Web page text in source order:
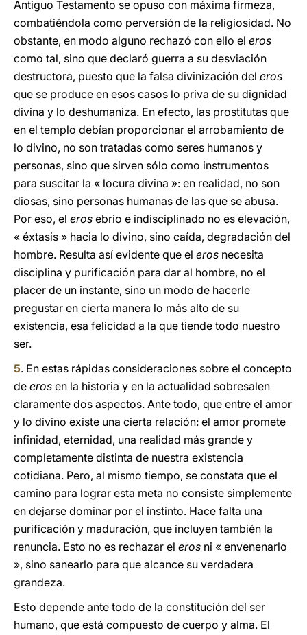
Antiguo Testamento se opuso con máxima firmeza,
combatiéndola como perversión de la religiosidad. No
obstante, en modo alguno rechazó con ello el eros
como tal, sino que declaró guerra a su desviación
destructora, puesto que la falsa divinización del eros
que se produce en esos casos lo priva de su dignidad
divina y lo deshumaniza. En efecto, las prostitutas que
en el templo debían proporcionar el arrobamiento de
lo divino, no son tratadas como seres humanos y
personas, sino que sirven sólo como instrumentos
para suscitar la « locura divina »: en realidad, no son
diosas, sino personas humanas de las que se abusa.
Por eso, el eros ebrio e indisciplinado no es elevación,
« éxtasis » hacia lo divino, sino caída, degradación del
hombre. Resulta así evidente que el eros necesita
disciplina y purificación para dar al hombre, no el
placer de un instante, sino un modo de hacerle
pregustar en cierta manera lo más alto de su
existencia, esa felicidad a la que tiende todo nuestro
ser.
5. En estas rápidas consideraciones sobre el concepto
de eros en la historia y en la actualidad sobresalen
claramente dos aspectos. Ante todo, que entre el amor
y lo divino existe una cierta relación: el amor promete
infinidad, eternidad, una realidad más grande y
completamente distinta de nuestra existencia
cotidiana. Pero, al mismo tiempo, se constata que el
camino para lograr esta meta no consiste simplemente
en dejarse dominar por el instinto. Hace falta una
purificación y maduración, que incluyen también la
renuncia. Esto no es rechazar el eros ni « envenenarlo
», sino sanearlo para que alcance su verdadera
grandeza.
Esto depende ante todo de la constitución del ser
humano, que está compuesto de cuerpo y alma. El